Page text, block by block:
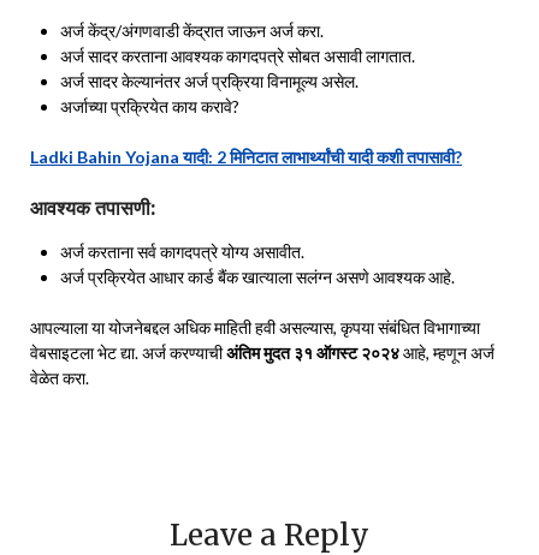
अर्ज केंद्र/अंगणवाडी केंद्रात जाऊन अर्ज करा.
अर्ज सादर करताना आवश्यक कागदपत्रे सोबत असावी लागतात.
अर्ज सादर केल्यानंतर अर्ज प्रक्रिया विनामूल्य असेल.
अर्जाच्या प्रक्रियेत काय करावे?
Ladki Bahin Yojana यादी: 2 मिनिटात लाभार्थ्यांची यादी कशी तपासावी?
आवश्यक तपासणी:
अर्ज करताना सर्व कागदपत्रे योग्य असावीत.
अर्ज प्रक्रियेत आधार कार्ड बैंक खात्याला सलंग्न असणे आवश्यक आहे.
आपल्याला या योजनेबद्दल अधिक माहिती हवी असल्यास, कृपया संबंधित विभागाच्या
वेबसाइटला भेट द्या. अर्ज करण्याचीअंतिम मुदत ३१ ऑगस्ट २०२४आहे, म्हणून अर्ज
वेळेत करा.
Leave a Reply